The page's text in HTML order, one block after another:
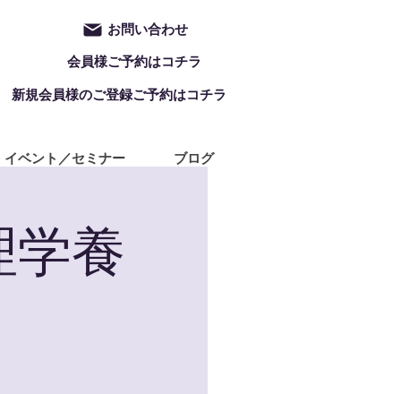
お問い合わせ
会員様ご予約はコチラ
新規会員様のご登録ご予約はコチラ
イベント／セミナー ブログ
学養